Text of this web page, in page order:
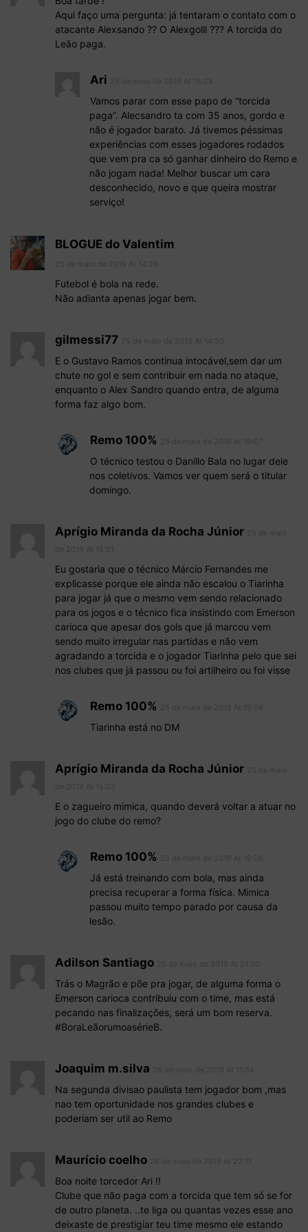
Aqui faço uma pergunta: já tentaram o contato com o
atacante Alexsando ?? O Alexgolll ??? A torcida do
Leão paga.
Ari
Vamos parar com esse papo de “torcida
paga”. Alecsandro ta com 35 anos, gordo e
não é jogador barato. Já tivemos péssimas
experiências com esses jogadores rodados
que vem pra ca só ganhar dinheiro do Remo e
não jogam nada! Melhor buscar um cara
desconhecido, novo e que queira mostrar
serviço!
BLOGUE do Valentim
Futebol é bola na rede.
Não adianta apenas jogar bem.
gilmessi77
E o Gustavo Ramos continua intocável,sem dar um
chute no gol e sem contribuir em nada no ataque,
enquanto o Alex Sandro quando entra, de alguma
forma faz algo bom.
Remo 100%
O técnico testou o Danillo Bala no lugar dele
nos coletivos. Vamos ver quem será o titular
domingo.
Aprígio Miranda da Rocha Júnior
Eu gostaria que o técnico Márcio Fernandes me
explicasse porque ele ainda não escalou o Tiarinha
para jogar já que o mesmo vem sendo relacionado
para os jogos e o técnico fica insistindo com Emerson
carioca que apesar dos gols que já marcou vem
sendo muito irregular nas partidas e não vem
agradando a torcida e o jogador Tiarinha pelo que sei
nos clubes que já passou ou foi artilheiro ou foi visse
Remo 100%
Tiarinha está no DM
Aprígio Miranda da Rocha Júnior
E o zagueiro mimica, quando deverá voltar a atuar no
jogo do clube do remo?
Remo 100%
Já está treinando com bola, mas ainda
precisa recuperar a forma física. Mimica
passou muito tempo parado por causa da
lesão.
Adilson Santiago
Trás o Magrão e põe pra jogar, de alguma forma o
Emerson carioca contribuiu com o time, mas está
pecando nas finalizações, será um bom reserva.
#BoraLeãorumoasérieB.
Joaquim m.silva
Na segunda divisao paulista tem jogador bom ,mas
nao tem oportunidade nos grandes clubes e
poderiam ser util ao Remo
Maurício coelho
Boa noite torcedor Ari !!
Clube que não paga com a torcida que tem só se for
de outro planeta. ..te liga ou quantas vezes esse ano
deixaste de prestigiar teu time mesmo ele estando